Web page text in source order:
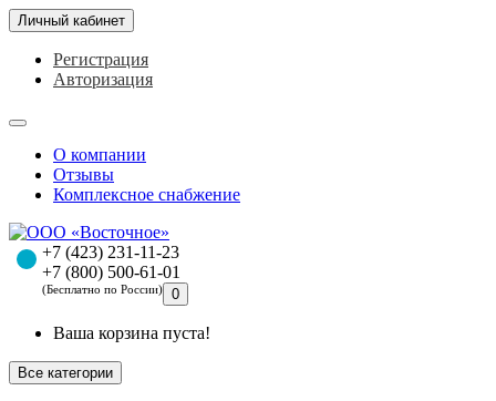
Личный кабинет
Регистрация
Авторизация
О компании
Отзывы
Комплексное снабжение
+7 (423) 231-11-23
+7 (800) 500-61-01
(Бесплатно по России) 0
Ваша корзина пуста!
Все категории